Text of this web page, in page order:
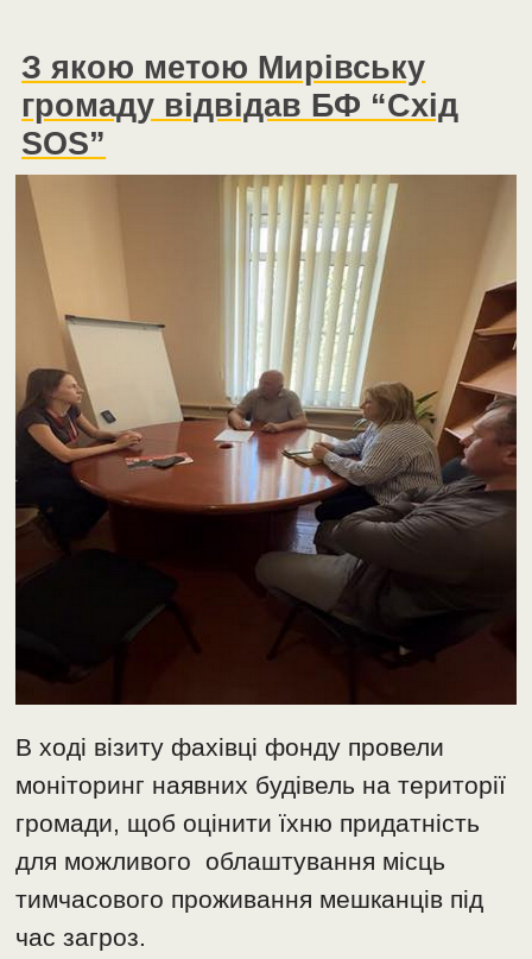
З якою метою Мирівську
громаду відвідав БФ “Схід
SOS”
В ході візиту фахівці фонду провели
моніторинг наявних будівель на території
громади, щоб оцінити їхню придатність
для можливого облаштування місць
тимчасового проживання мешканців під
час загроз.